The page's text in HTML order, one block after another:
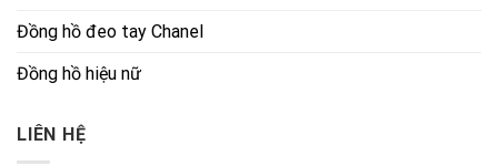
Đồng hồ đeo tay Chanel
Đồng hồ hiệu nữ
LIÊN HỆ